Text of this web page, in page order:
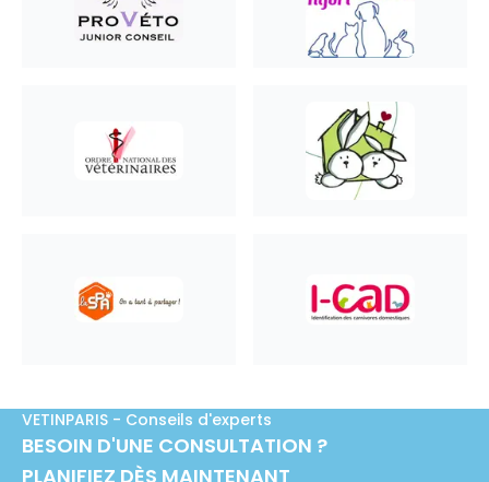
VETINPARIS - Conseils d'experts
BESOIN D'UNE CONSULTATION ?
PLANIFIEZ DÈS MAINTENANT